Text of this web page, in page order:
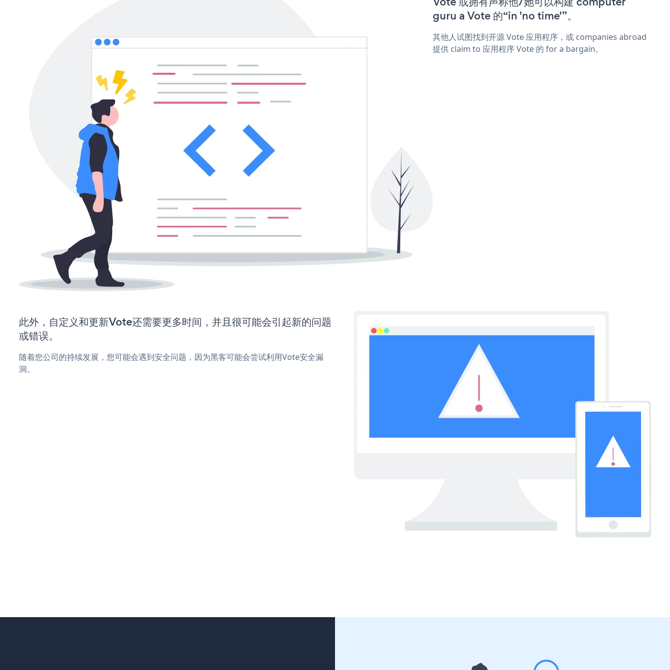
guru a Vote 的“in 'no time'”。
其他人试图找到开源 Vote 应用程序，或 companies abroad
提供 claim to 应用程序 Vote 的 for a bargain。
此外，自定义和更新Vote还需要更多时间，并且很可能会引起新的问题
或错误。
随着您公司的持续发展，您可能会遇到安全问题，因为黑客可能会尝试利用Vote安全漏
洞。